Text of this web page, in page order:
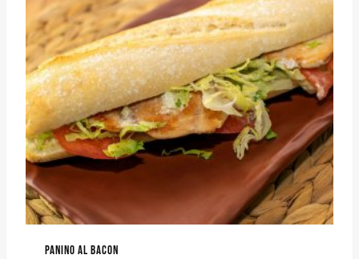
PANINO AL BACON